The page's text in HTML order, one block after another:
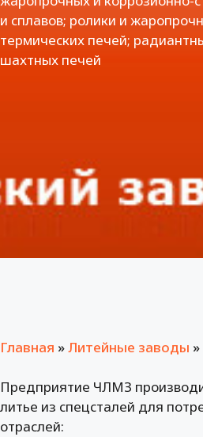
и сплавов; ролики и
термических печей;
шахтных печей
Главная »Литейные заводы »
Предприятие ЧЛМЗ
литье из спецсталей для
отраслей: